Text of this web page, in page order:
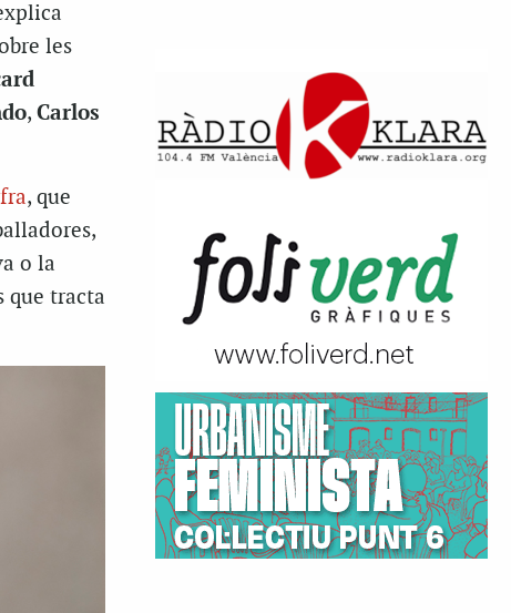
les
, Carlos
, que
o la
que tracta